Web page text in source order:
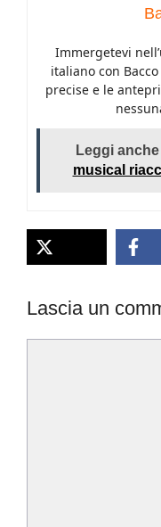
Immergetevi
italiano con
precise e le
Leggi anche
musical
Lascia un